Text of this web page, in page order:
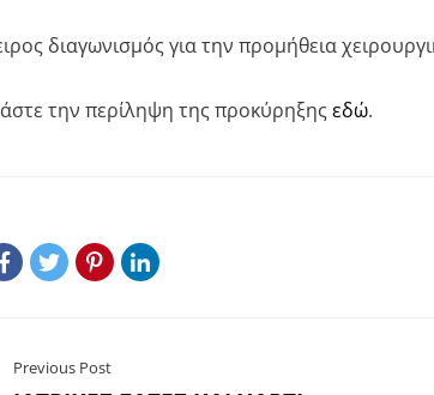
διαγωνισμός για την προμήθεια
την περίληψη της προκύρηξης εδώ.
Previous Post